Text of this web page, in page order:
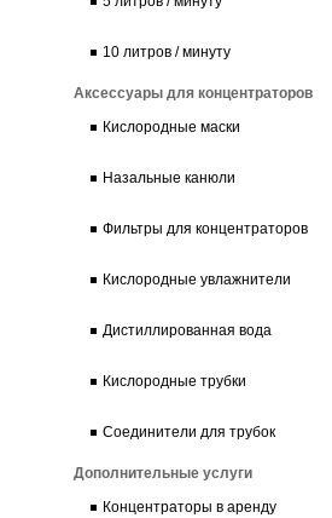
10 литров / минуту
Аксессуары для концентраторов
Кислородные маски
Назальные канюли
Фильтры для концентраторов
Кислородные увлажнители
Дистиллированная вода
Кислородные трубки
Соединители для трубок
Дополнительные услуги
Концентраторы в аренду